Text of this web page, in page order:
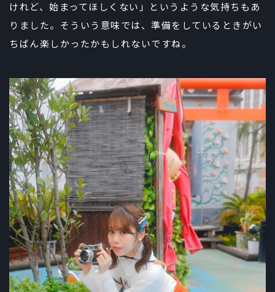
けれど、始まってほしくない」というような気持ちもあ
りました。そういう意味では、準備をしているときがい
ちばん楽しかったかもしれないですね。